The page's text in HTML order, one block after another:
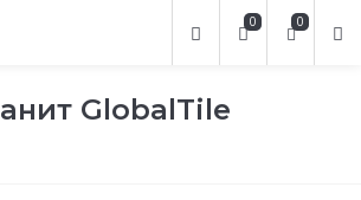
0
0
GlobalTile